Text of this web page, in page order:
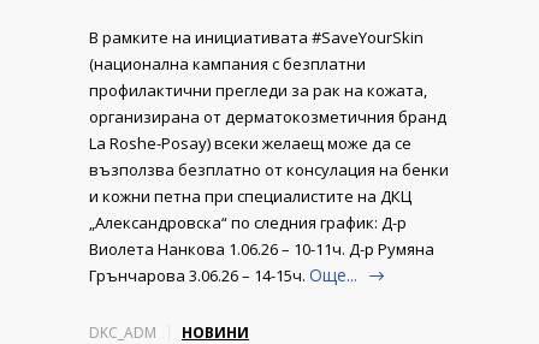
В рамките на инициативата #SaveYourSkin
(национална кампания с безплатни
профилактични прегледи за рак на кожата,
организирана от дерматокозметичния бранд
La Roshe-Posay) всеки желаещ може да се
възползва безплатно от консулация на бенки
и кожни петна при специалистите на ДКЦ
„Александровска“ по следния график: Д-р
Виолета Нанкова 1.06.26 – 10-11ч. Д-р Румяна
Грънчарова 3.06.26 – 14-15ч. Още...
DKC_ADM НОВИНИ